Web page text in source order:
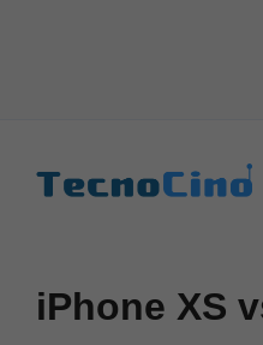
iPhone XS